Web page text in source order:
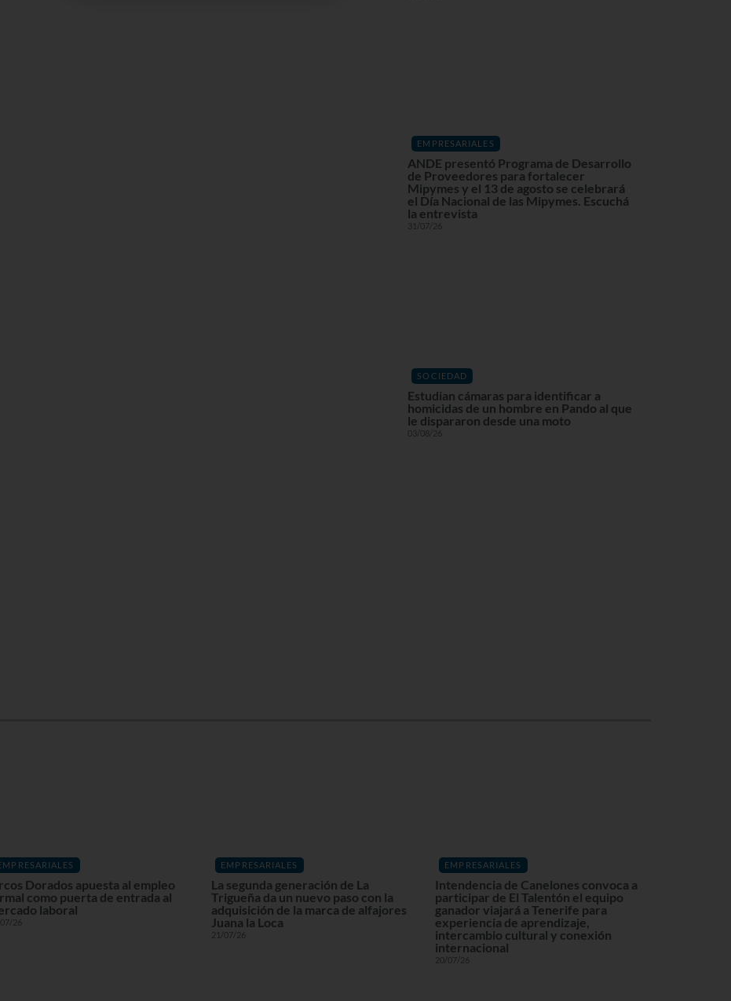
EMPRESARIALES
ANDE presentó Programa de Desarrollo
de Proveedores para fortalecer
Mipymes y el 13 de agosto se celebrará
el Día Nacional de las Mipymes. Escuchá
la entrevista
31/07/26
SOCIEDAD
Estudian cámaras para identificar a
homicidas de un hombre en Pando al que
le dispararon desde una moto
03/08/26
Dorados apuesta al empleo
como puerta de entrada al
laboral
26
EMPRESARIALES
La segunda generación de La
Trigueña da un nuevo paso con la
adquisición de la marca de alfajores
Juana la Loca
21/07/26
EMPRESARIALES
Intendencia de Canelones convoca a
participar de El Talentón el equipo
ganador viajará a Tenerife para
experiencia de aprendizaje,
intercambio cultural y conexión
internacional
20/07/26